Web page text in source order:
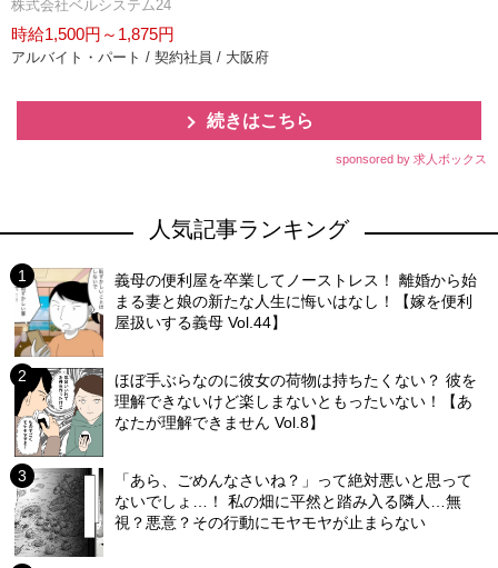
株式会社ベルシステム24
時給1,500円～1,875円
アルバイト・パート / 契約社員 / 大阪府
続きはこちら
sponsored by 求人ボックス
人気記事ランキング
義母の便利屋を卒業してノーストレス！ 離婚から始
まる妻と娘の新たな人生に悔いはなし！【嫁を便利
屋扱いする義母 Vol.44】
ほぼ手ぶらなのに彼女の荷物は持ちたくない？ 彼を
理解できないけど楽しまないともったいない！【あ
なたが理解できません Vol.8】
「あら、ごめんなさいね？」って絶対悪いと思って
ないでしょ…！ 私の畑に平然と踏み入る隣人…無
視？悪意？その行動にモヤモヤが止まらない